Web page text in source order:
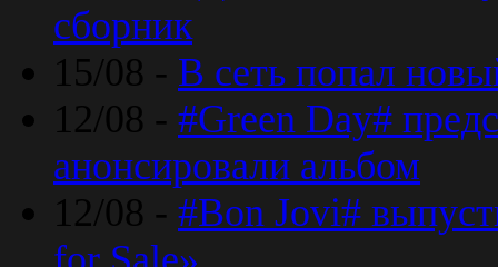
сборник
15/08 - В сеть попал
12/08 - #Green Day#
анонсировали альбом
12/08 - #Bon Jovi#